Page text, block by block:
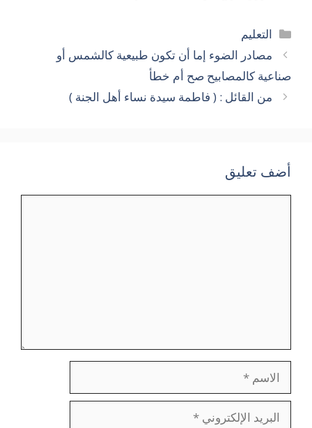
التصنيفات
التعليم
مصادر الضوء إما أن تكون طبيعية كالشمس أو
صناعية كالمصابيح صح أم خطأ
من القائل : ( فاطمة سيدة نساء أهل الجنة )
أضف تعليق